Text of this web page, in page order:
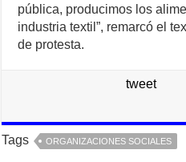
pública, producimos los
industria textil”, remarcó el
de protesta.
tweet
Tags ORGANIZACIONES SOCIALES